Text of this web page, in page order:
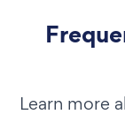
Learn more